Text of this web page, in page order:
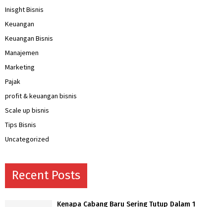
Inisght Bisnis
Keuangan
Keuangan Bisnis
Manajemen
Marketing
Pajak
profit & keuangan bisnis
Scale up bisnis
Tips Bisnis
Uncategorized
Recent Posts
Kenapa Cabang Baru Sering Tutup Dalam 1